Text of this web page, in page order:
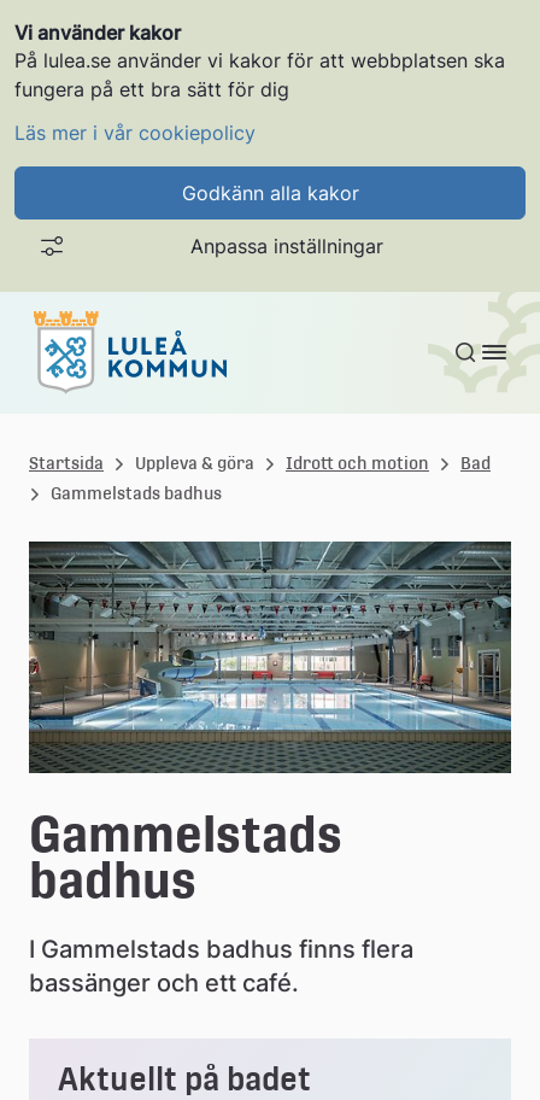
Vi använder kakor
På lulea.se använder vi kakor för att webbplatsen ska
fungera på ett bra sätt för dig
Läs mer i vår cookiepolicy
Godkänn alla kakor
Anpassa inställningar
Gå till innehållet
u
l
e
å
k
o
m
m
u
n
Startsida Uppleva & göra Idrott och motion
Bad
Gammelstads badhus
Gammelstads
badhus
I Gammelstads badhus finns flera
bassänger och ett café.
Aktuellt på badet